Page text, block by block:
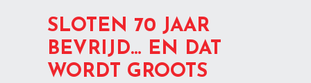
SLOTEN 70 JAAR
BEVRIJD… EN DAT
WORDT GROOTS